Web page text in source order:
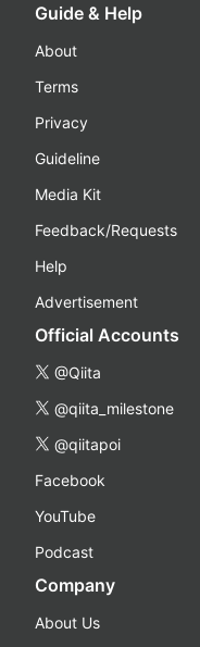
Guide & Help
About
Terms
Privacy
Guideline
Media Kit
Feedback/Requests
Help
Advertisement
Official Accounts
@Qiita
@qiita_milestone
@qiitapoi
Facebook
YouTube
Podcast
Company
About Us